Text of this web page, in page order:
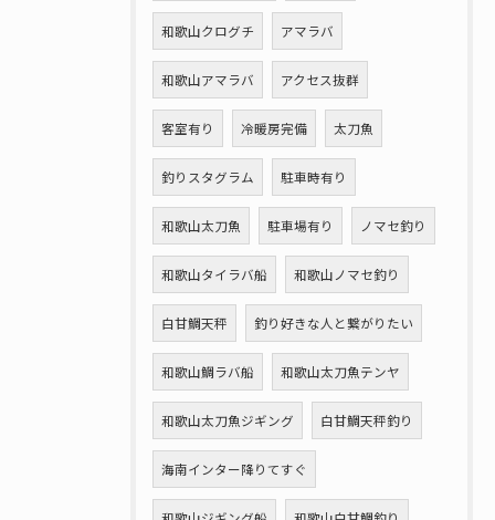
和歌山クログチ アマラバ
和歌山アマラバ アクセス抜群
客室有り 冷暖房完備 太刀魚
釣りスタグラム 駐車時有り
和歌山太刀魚 駐車場有り ノマセ釣り
和歌山タイラバ船 和歌山ノマセ釣り
白甘鯛天秤 釣り好きな人と繋がりたい
和歌山鯛ラバ船 和歌山太刀魚テンヤ
和歌山太刀魚ジギング 白甘鯛天秤釣り
海南インター降りてすぐ